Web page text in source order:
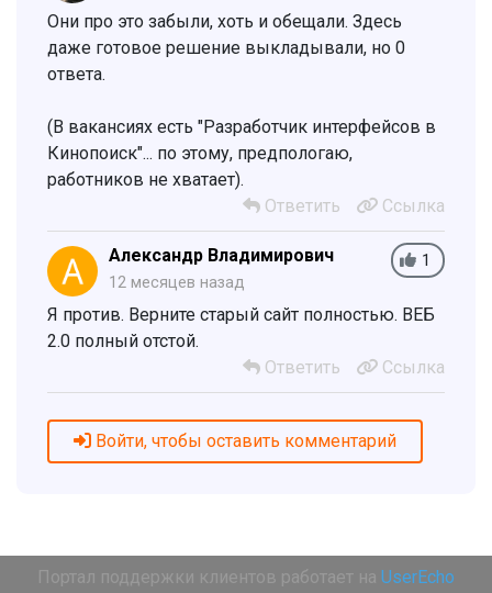
Они про это забыли, хоть и обещали. Здесь
даже готовое решение выкладывали, но 0
ответа.
(В вакансиях есть "Разработчик интерфейсов в
Кинопоиск"... по этому, предпологаю,
работников не хватает).
Ответить
Ссылка
1
Александр Владимирович
12 месяцев назад
Я против. Верните старый сайт полностью. ВЕБ
2.0 полный отстой.
Ответить
Ссылка
Войти, чтобы оставить комментарий
Портал поддержки клиентов работает на UserEcho